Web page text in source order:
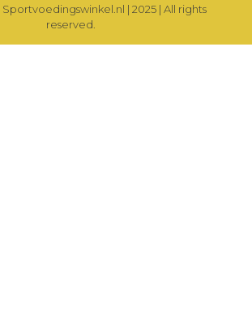
| 2025 | All rights
reserved.